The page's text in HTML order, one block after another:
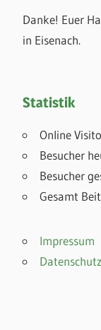
Danke! Euer
in Eisenach.
Statistik
Online
Besucher
Besucher
Gesamt
Impressum